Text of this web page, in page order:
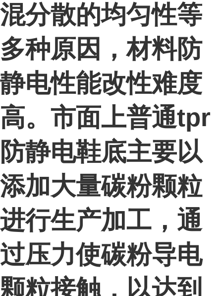
混分散的均匀性等
多种原因，材料防
静电性能改性难度
高。市面上普通tpr
防静电鞋底主要以
添加大量碳粉颗粒
进行生产加工，通
过压力使碳粉导电
颗粒接触，以达到